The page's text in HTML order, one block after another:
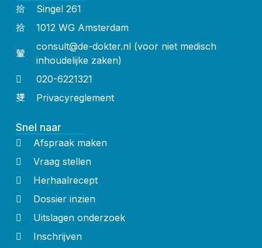
Singel 261
1012 WG Amsterdam
consult@de-dokter.nl (voor niet medisch
inhoudelijke zaken)
020-6221321
Privacyreglement
Snel naar
Afspraak maken
Vraag stellen
Herhaalrecept
Dossier inzien
Uitslagen onderzoek
Inschrijven